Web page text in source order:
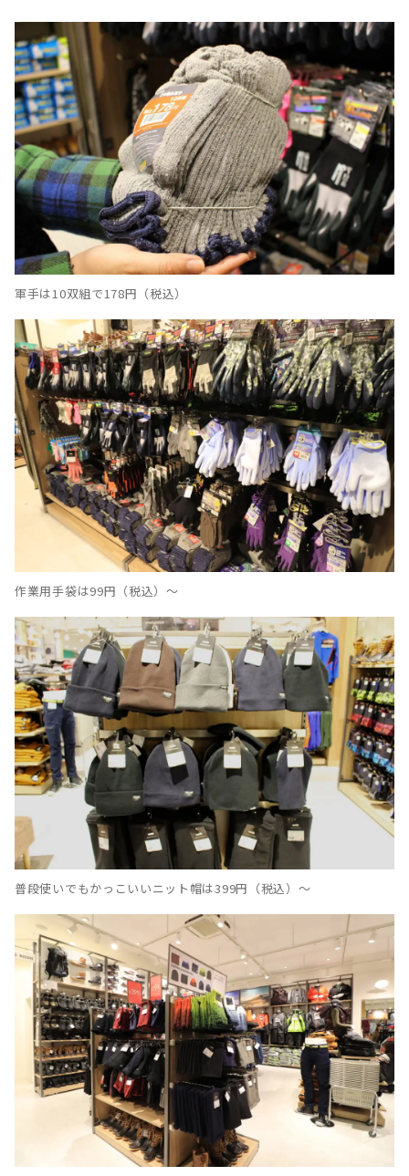
軍手は10双組で178円（税込）
作業用手袋は99円（税込）〜
普段使いでもかっこいいニット帽は399円（税込）〜